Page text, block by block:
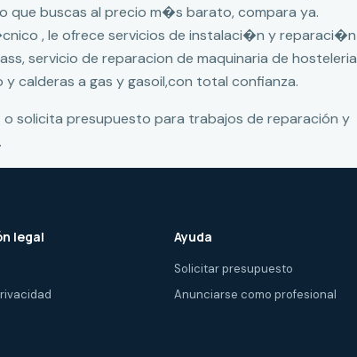
que buscas al precio m�s barato, compara ya.
, le ofrece servicios de instalaci�n y reparaci�n
servicio de reparacion de maquinaria de hosteleria
calderas a gas y gasoil,con total confianza.
solicita presupuesto para trabajos de reparación y
legal Ayuda
Solicitar presupuesto
Anunciarse como profesional